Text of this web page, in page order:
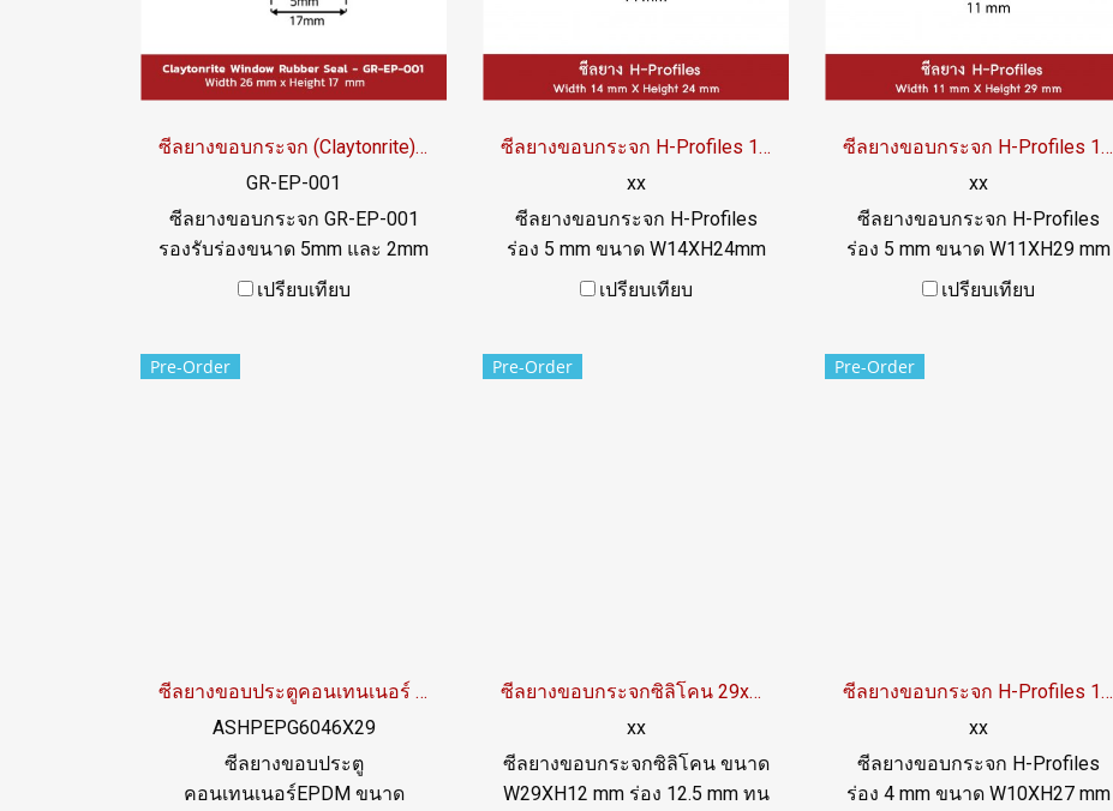
ซีลยางขอบกระจก (Claytonrite) GR-EP-001
GR-EP-001
ซีลยางขอบกระจก GR-EP-001
รองรับร่องขนาด 5mm และ 2mm
ยึดกระจก แน่นหนา ลดแรงสั่น
เมตร/ม้วน ฟรี Filler Strip ไม่ต้อง
เปรียบเทียบ
ซีลยางขอบกระจก H-Profiles 14x24 mm
xx
ซีลยางขอบกระจก H-Profiles
ร่อง 5 mm ขนาด W14XH24mm
ทนสภาพแวลล้อมการใช้านดี
เปรียบเทียบ
ซีลยางขอบกระจก H-Profiles 11x29 mm
xx
ซีลยางขอบกระจก H-Profiles
ร่อง 5 mm ขนาด W11XH29 mm
ทนสภาพแวลล้อมการใช้านดี
เปรียบเทียบ
Pre-Order
ซีลยางขอบประตูคอนเทนเนอร์ 46x29 mm
ASHPEPG6046X29
ซีลยางขอบประตู
คอนเทนเนอร์EPDM ขนาด
Pre-Order
ซีลยางขอบกระจกซิลิโคน 29x12 mm
xx
ซีลยางขอบกระจกซิลิโคน ขนาด
W29XH12 mm ร่อง 12.5 mm ทน
Pre-Order
ซีลยางขอบกระจก H-Profiles 10x27 mm
xx
ซีลยางขอบกระจก H-Profiles
ร่อง 4 mm ขนาด W10XH27 mm